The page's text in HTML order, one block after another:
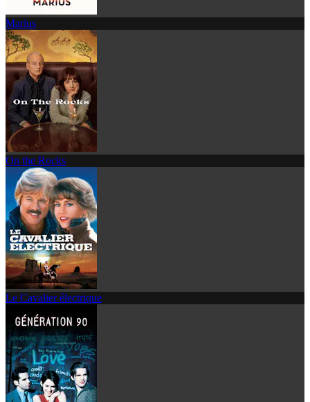
Marius
On the Rocks
Le Cavalier électrique